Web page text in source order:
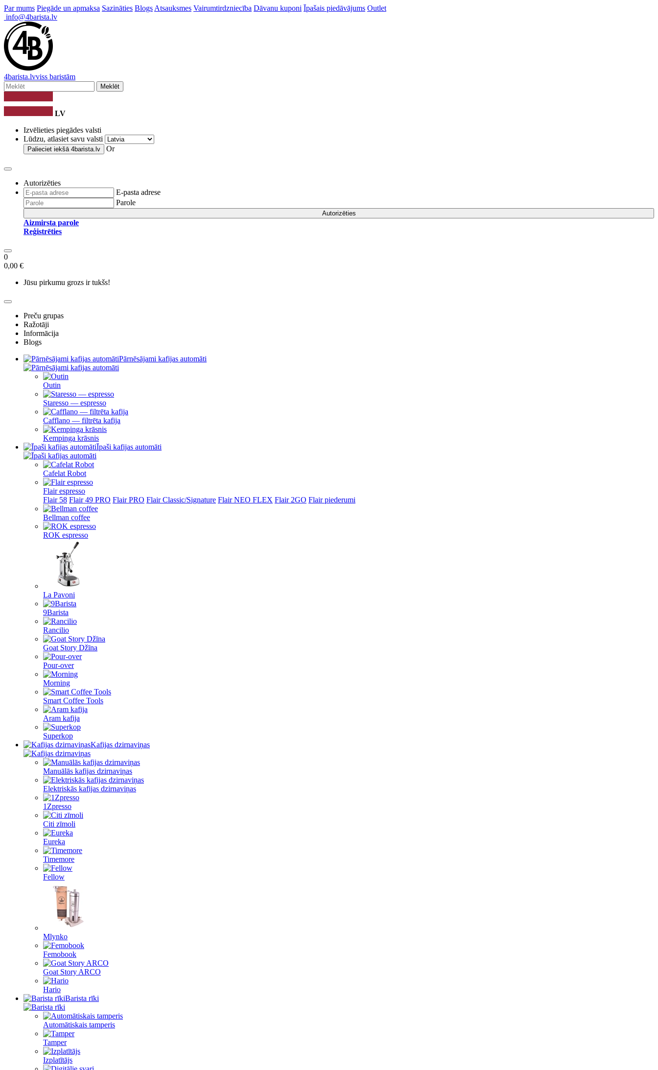
Par mums Piegāde un apmaksa Sazināties Blogs Atsauksmes Vairumtirdzniecība Dāvanu kuponi Īpašais piedāvājums Outlet
info@4barista.lv
4barista.lvviss baristām
Meklēt
LV
Izvēlieties piegādes valsti
Lūdzu, atlasiet savu valsti
Palieciet iekšā 4barista.lv Or
Autorizēties
E-pasta adrese
Parole
Autorizēties
Aizmirsta parole
Reģistrēties
0
0,00 €
Jūsu pirkumu grozs ir tukšs!
Preču grupas
Ražotāji
Informācija
Blogs
Pārnēsājami kafijas automāti
Outin
Staresso — espresso
Cafflano — filtrēta kafija
Kempinga krāsnis
Īpaši kafijas automāti
Cafelat Robot
Flair espresso
Flair 58 Flair 49 PRO Flair PRO Flair Classic/Signature Flair NEO FLEX Flair 2GO Flair piederumi
Bellman coffee
ROK espresso
La Pavoni
9Barista
Rancilio
Goat Story Džīna
Pour-over
Morning
Smart Coffee Tools
Aram kafija
Superkop
Kafijas dzirnaviņas
Manuālās kafijas dzirnaviņas
Elektriskās kafijas dzirnaviņas
1Zpresso
Citi zīmoli
Eureka
Timemore
Fellow
Mlynko
Femobook
Goat Story ARCO
Hario
Barista rīki
Automātiskais tamperis
Tamper
Izplatītājs